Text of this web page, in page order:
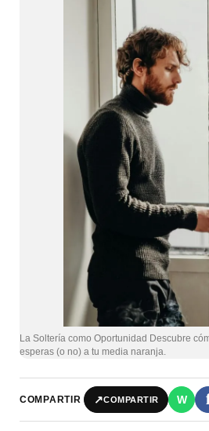
La Soltería como Oportunidad Descubre
esperas (o no) a tu media naranja.
COMPARTIR ↗COMPARTIR W